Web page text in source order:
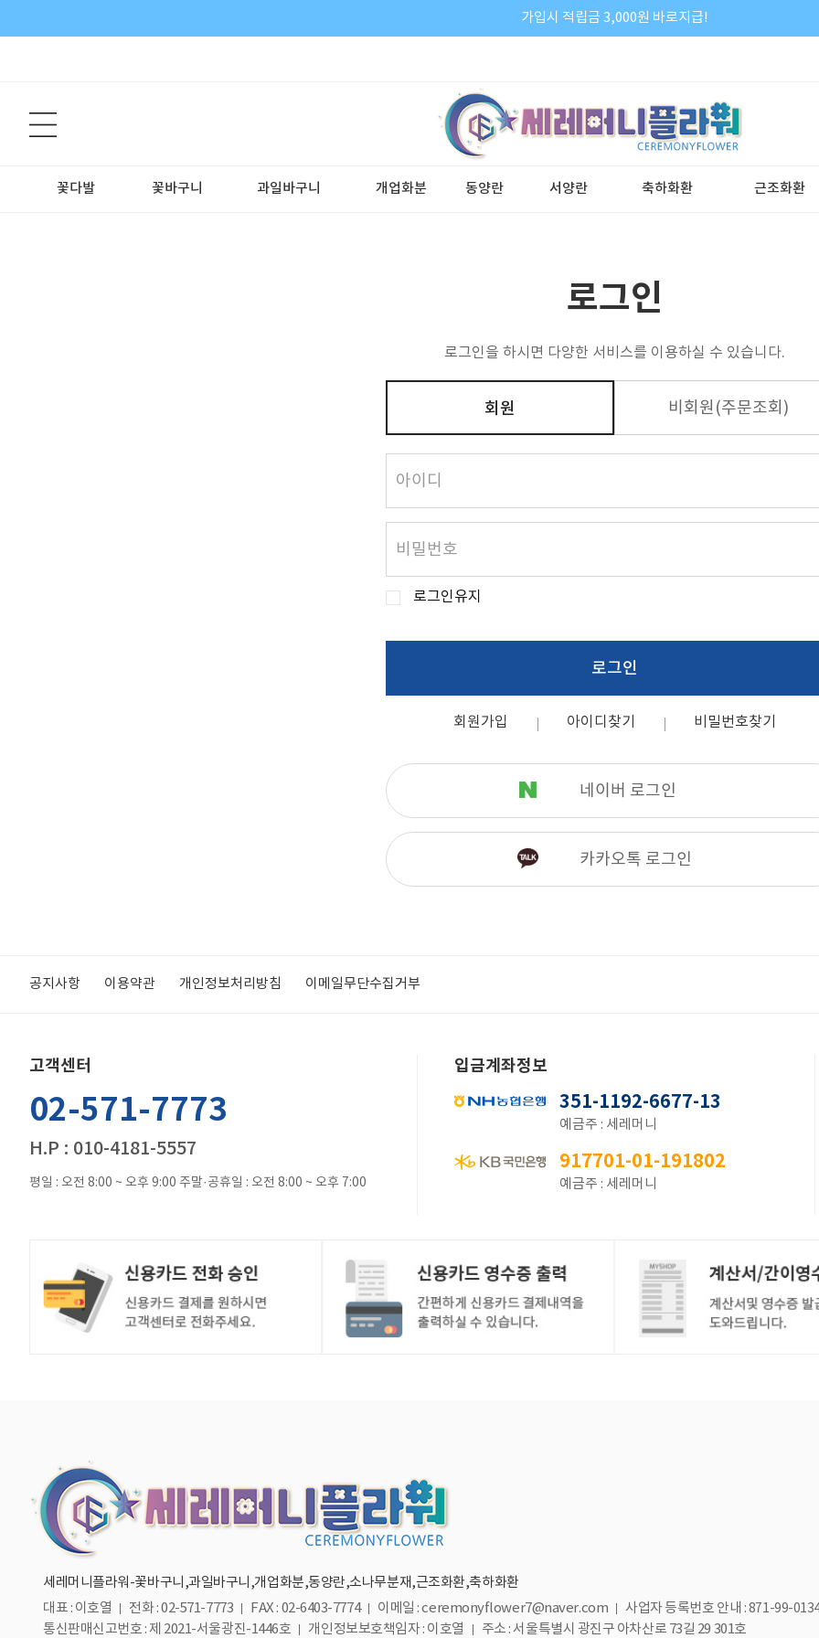
가입시 적립금 3,000원 바로지급!
꽃다발 꽃바구니 과일바구니 개업화분 동양란 서양란 축하화환 근조화환
로그인
로그인을 하시면 다양한 서비스를 이용하실 수 있습니다.
회원 비회원(주문조회)
로그인유지
로그인
회원가입 아이디찾기 비밀번호찾기
네이버 로그인
카카오톡 로그인
공지사항 이용약관 개인정보처리방침 이메일무단수집거부
고객센터
02-571-7773
H.P : 010-4181-5557
평일 : 오전 8:00 ~ 오후 9:00 주말·공휴일 : 오전 8:00 ~ 오후 7:00
입금계좌정보
351-1192-6677-13
예금주 : 세레머니
917701-01-191802
예금주 : 세레머니
세레머니플라워-꽃바구니,과일바구니,개업화분,동양란,소나무분재,근조화환,축하화환
대표 : 이호열
전화 : 02-571-7773 FAX : 02-6403-7774 이메일 : ceremonyflower7@naver.com 사업자 등록번호 안내 :871-99-
통신판매신고번호 : 제 2021-서울광진-1446호 개인정보보호책임자 : 이호열 주소 : 서울특별시 광진구 아차산로 73길 29 301호